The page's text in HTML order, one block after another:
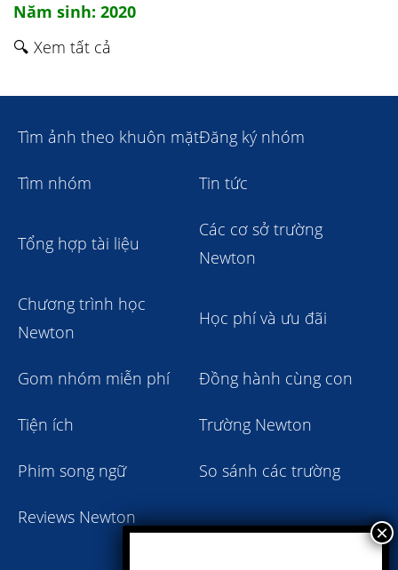
Năm sinh: 2020
🔍 Xem tất cả
Tìm ảnh theo khuôn mặtĐăng ký nhóm
Tìm nhóm Tin tức
Tổng hợp tài liệu
Các cơ sở trường
Newton
Chương trình học
Newton
Học phí và ưu đãi
Gom nhóm miễn phí Đồng hành cùng con
Tiện ích Trường Newton
Phim song ngữ So sánh các trường
Reviews Newton